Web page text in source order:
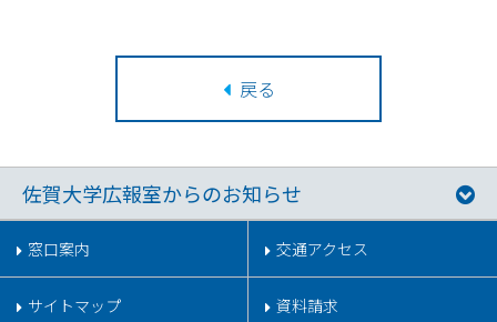
戻る
佐賀大学広報室からのお知らせ
窓口案内 交通アクセス
サイトマップ 資料請求